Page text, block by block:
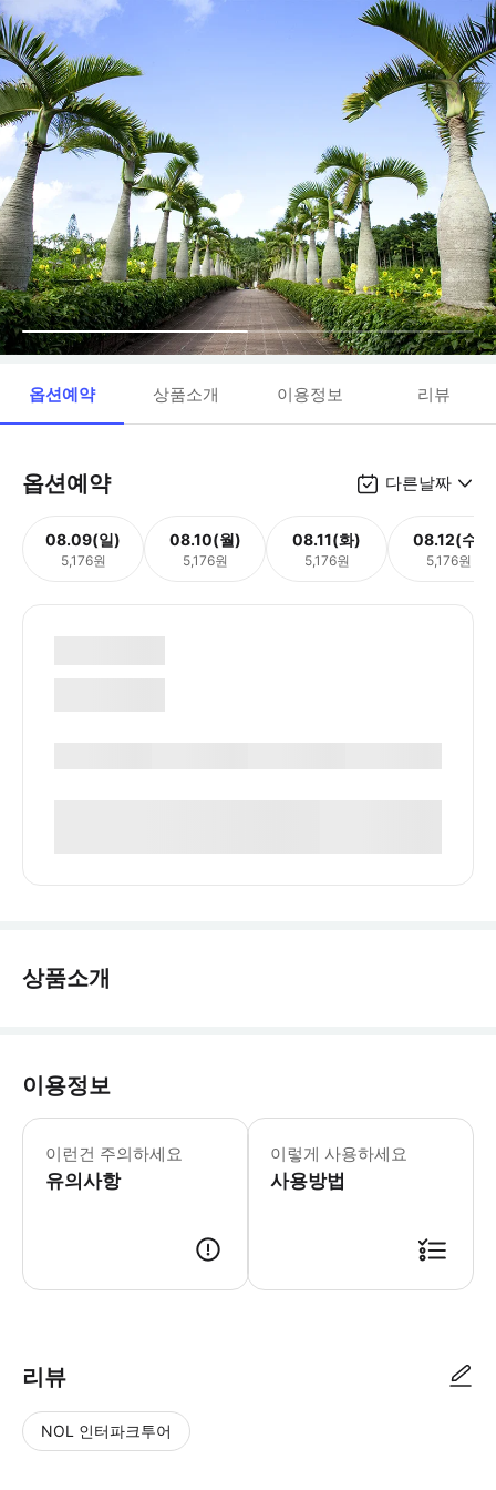
옵션예약 상품소개 이용정보 리뷰
옵션예약 다른날짜
08.09(일)
5,176원
08.10(월)
5,176원
08.11(화)
5,176원
08.12(수)
5,176원
상품소개
이용정보
이런건 주의하세요
유의사항
▶ 영업 정보 * 1월 ~ 12월 *
이렇게 사용하세요
사용방법
리뷰
NOL 인터파크투어